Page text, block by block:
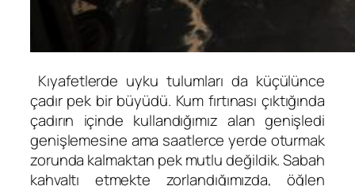
Kıyafetlerde uyku tulumları da küçülünce
çadır pek bir büyüdü. Kum fırtınası çıktığında
çadırın içinde kullandığımız alan genişledi
genişlemesine ama saatlerce yerde oturmak
zorunda kalmaktan pek mutlu değildik. Sabah
kahvaltı etmekte zorlandığımızda, öğlen